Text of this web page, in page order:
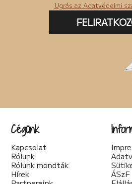
Ugrás az Adatvédelmi
Cégünk
Kapcsolat
Rólunk
Rólunk mondták
Hírek
ÁSzF